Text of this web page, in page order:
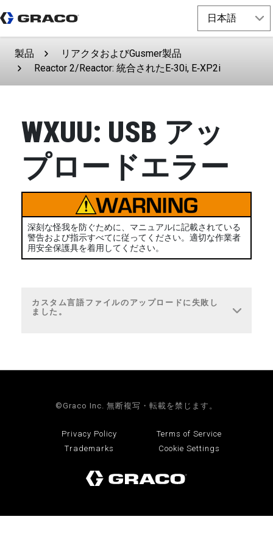
製品
リアクタおよびGusmer製品
Reactor 2/Reactor: 統合されたE‑30i, E‑XP2i
WXUU: USB アッ
プロードエラー
深刻な怪我を防ぐために、マニュアルに記載されている
警告および指示すべてに従ってください。適切な作業者
用安全保護具を着用してください。
カスタム言語ファイルのアップロードに失敗し
ました。
©Graco Inc. 無断複写・転載を禁じます。
Privacy Policy
Terms of Service
Trademarks
Cookie Settings